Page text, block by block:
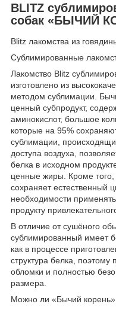
BLITZ
собак «БЫЧИЙ
Blitz лакомства из
Сублимированные
Лакомство Blitz
изготовлено из
методом сублимации.
ценный субпродукт,
аминокислот, большое
которые на 95%
сублимации,
доступа воздуха,
белка в исходном
ценные жиры. Кроме
сохраняет естественный
необходимости
продукту
В отличие от сушёного
сублимированный имеет
как в процессе
структура белка,
обломки и полностью
размера.
Можно ли «Бычий